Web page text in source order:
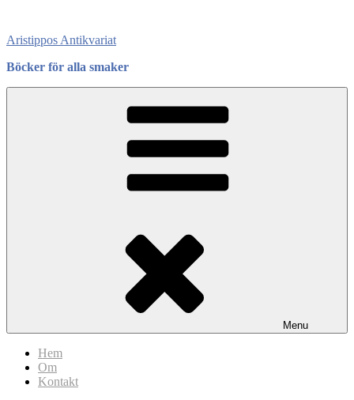
content
Aristippos Antikvariat
Böcker för alla smaker
Menu
Hem
Om
Kontakt